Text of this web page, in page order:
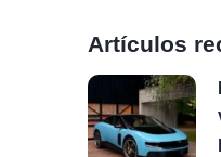
Artículos